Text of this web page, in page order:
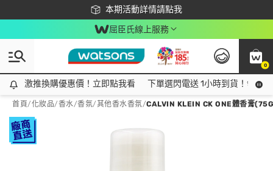
本期活動詳情請點我
下載app最高回饋$350
屈臣氏線上服務
0
激推換購優惠價！立即點我看
激推換購優惠價！立即點我看 下單選閃電送 1小時到貨！領神
首頁/化妝品/香水/香氛/其他香水香氛/CALVIN KLEIN CK ONE體香膏